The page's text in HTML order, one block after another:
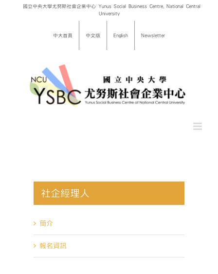
國立中央大學尤努斯社會企業中心 Yunus Social Business Centre, National Central
University
中大首頁 中文版 English Newsletter
社企經理人
簡介
報名資訊